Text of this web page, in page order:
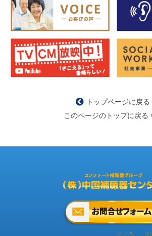
トップページに戻る
このページのトップに戻る